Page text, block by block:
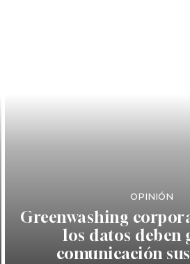
OPINIÓN
Greenwashing
los datos deben
comunicación